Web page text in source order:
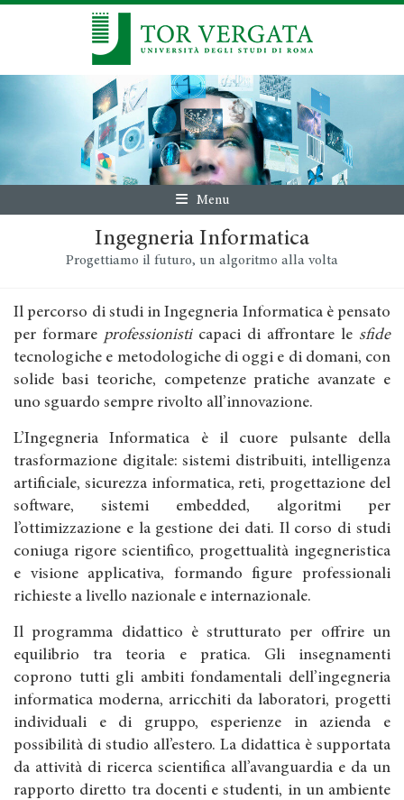
Menu
Ingegneria Informatica
Progettiamo il futuro, un algoritmo alla volta
Il percorso di studi in Ingegneria Informatica è pensato
per formare professionisticapaci di affrontare le sfide
tecnologiche e metodologiche di oggi e di domani, con
solide basi teoriche, competenze pratiche avanzate e
uno sguardo sempre rivolto all’innovazione.
L’Ingegneria Informatica è il cuore pulsante della
trasformazione digitale: sistemi distribuiti, intelligenza
artificiale, sicurezza informatica, reti, progettazione del
software, sistemi embedded, algoritmi per
l’ottimizzazione e la gestione dei dati. Il corso di studi
coniuga rigore scientifico, progettualità ingegneristica
e visione applicativa, formando figure professionali
richieste a livello nazionale e internazionale.
Il programma didattico è strutturato per offrire un
equilibrio tra teoria e pratica. Gli insegnamenti
coprono tutti gli ambiti fondamentali dell’ingegneria
informatica moderna, arricchiti da laboratori, progetti
individuali e di gruppo, esperienze in azienda e
possibilità di studio all’estero. La didattica è supportata
da attività di ricerca scientifica all’avanguardia e da un
rapporto diretto tra docenti e studenti, in un ambiente